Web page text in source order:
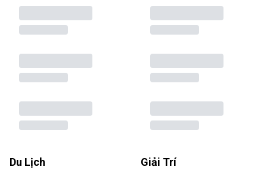
Du Lịch Giải Trí